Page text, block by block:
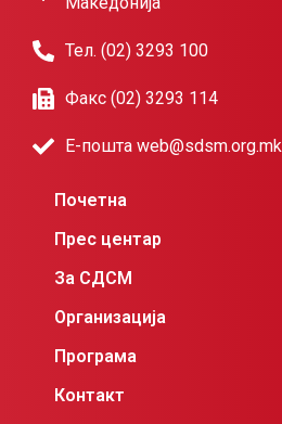
Тел. (02) 3293 100
Факс (02) 3293 114
Е-пошта web@sdsm.org.mk
Почетна
Прес центар
За СДСМ
Организација
Програма
Контакт